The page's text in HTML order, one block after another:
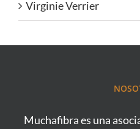
Virginie Verrier
Muchafibra es una